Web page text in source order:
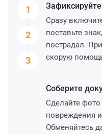
1
2
3
Зафиксируйте
Сразу
поставьте
пострадал.
скорую
Соберите
Сделайте
повреждения
Обменяйтесь